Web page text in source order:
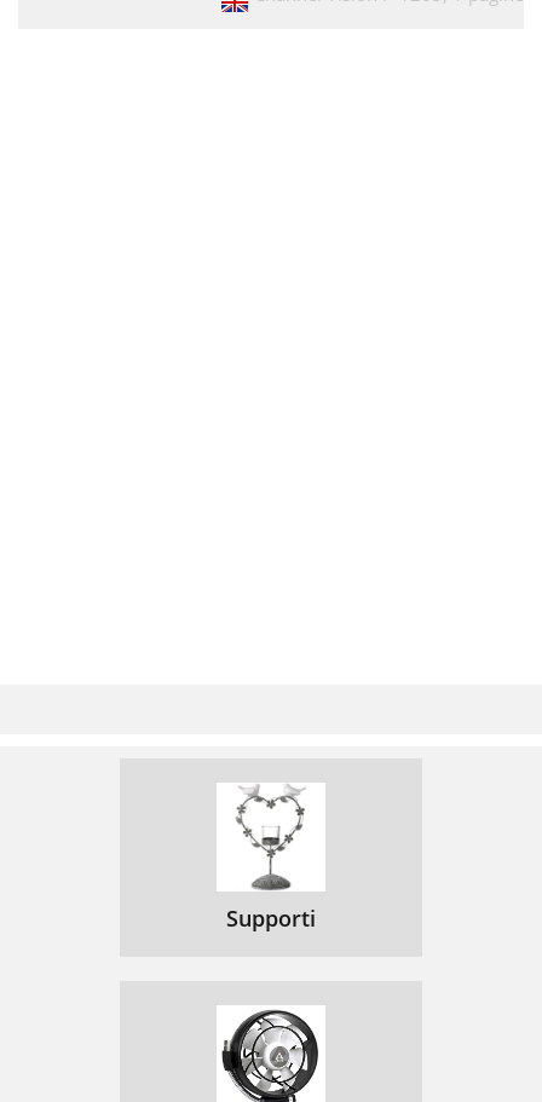
Supporti